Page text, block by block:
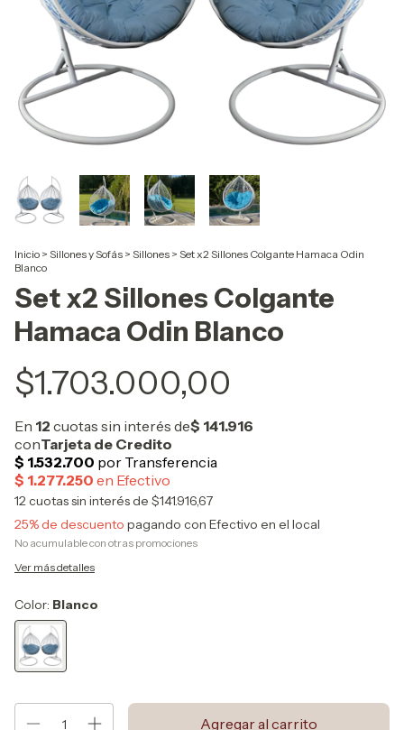
Inicio > Sillones y Sofás > Sillones > Set x2 Sillones Colgante Hamaca Odin
Blanco
Set x2 Sillones Colgante
Hamaca Odin Blanco
$1.703.000,00
12cuotas sin interés de $141.916,67
25% de descuento pagando con Efectivo en el local
No acumulable con otras promociones
Ver más detalles
Color: Blanco